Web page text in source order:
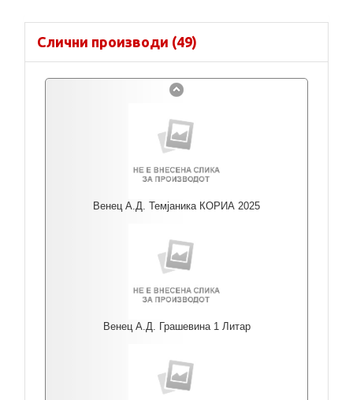
Слични производи (49)
Венец А.Д. Темјаника КОРИА 2025
Венец А.Д. Грашевина 1 Литар